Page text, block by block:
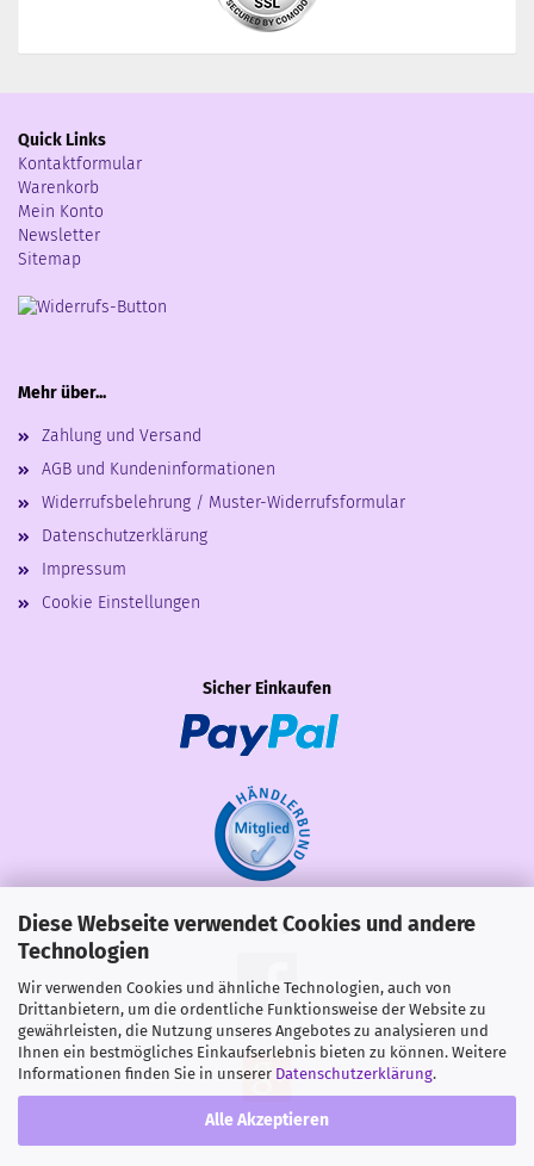
Diese Webseite verwendet Cookies und andere
Technologien
Wir verwenden Cookies und ähnliche Technologien, auch von
Drittanbietern, um die ordentliche Funktionsweise der Website zu
gewährleisten, die Nutzung unseres Angebotes zu analysieren und
Ihnen ein bestmögliches Einkaufserlebnis bieten zu können. Weitere
Informationen finden Sie in unserer Datenschutzerklärung.
Alle Akzeptieren
Quick Links
Kontaktformular
Warenkorb
Mein Konto
Newsletter
Sitemap
Mehr über...
Zahlung und Versand
AGB und Kundeninformationen
Widerrufsbelehrung / Muster-Widerrufsformular
Datenschutzerklärung
Impressum
Cookie Einstellungen
Sicher Einkaufen
Share